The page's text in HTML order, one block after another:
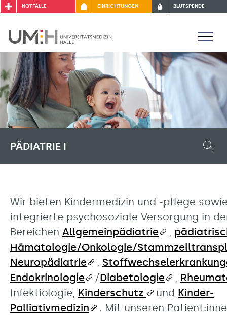
NOTFÄLLE EINRICHTUNGEN BLUTSPENDE
PÄDIATRIE I
Wir bieten Kindermedizin und -pflege
integrierte psychosoziale Versorgung in
Bereichen Allgemeinpädiatrie
Hämatologie/Onkologie/
Neuropädiatrie
Endokrinologie
/Diabetologie
Infektiologie, Kinderschutz und Kinder-
Palliativmedizin
. Mit unseren